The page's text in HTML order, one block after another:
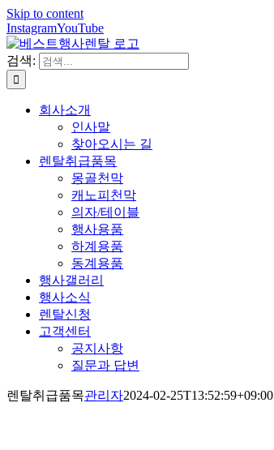
Skip to content
InstagramYouTube
검색:
회사소개
인사말
찾아오시는 길
렌탈취급품목
몽골천막
캐노피천막
의자/테이블
행사용품
하계용품
동계용품
행사갤러리
행사소식
렌탈신청
고객센터
공지사항
질문과 답변
렌탈취급품목관리자2024-02-25T13:52:59+09:00